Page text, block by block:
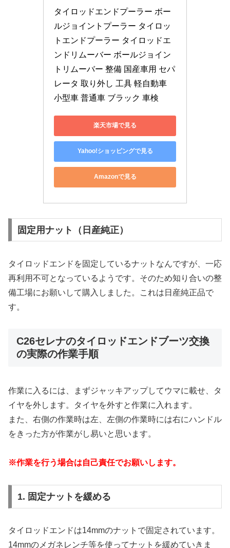
タイロッドエンドプーラー ボー
ルジョイントプーラー タイロッ
トエンドプーラー タイロッドエ
ンドリムーバー ボールジョイン
トリムーバー 整備 国産車用 セパ
レータ 取り外し 工具 軽自動車
小型車 普通車 ブラック 車検
楽天市場で見る
Yahoo!ショッピングで見る
Amazonで見る
固定用ナット（日産純正）
タイロッドエンドを固定しているナットなんですが、一応
再利用不可となっているようです。そのため知り合いの整
備工場にお願いして購入しました。これは日産純正品で
す。
C26セレナのタイロッドエンドブーツ交換
の実際の作業手順
作業に入るには、まずジャッキアップしてウマに載せ、タ
イヤを外します。タイヤを外すと作業に入れます。
また、右側の作業時は左、左側の作業時には右にハンドル
をきった方が作業がし易いと思います。
※作業を行う場合は自己責任でお願いします。
1. 固定ナットを緩める
タイロッドエンドは14mmのナットで固定されています。
14mmのメガネレンチ等を使ってナットを緩めていきま